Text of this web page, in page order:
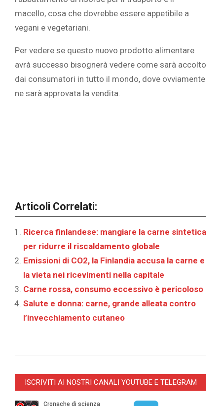
macello, cosa che dovrebbe essere appetibile a
vegani e vegetariani.
Per vedere se questo nuovo prodotto alimentare
avrà successo bisognerà vedere come sarà accolto
dai consumatori in tutto il mondo, dove ovviamente
ne sarà approvata la vendita.
Articoli Correlati:
Ricerca finlandese: mangiare la carne sintetica
per ridurre il riscaldamento globale
Emissioni di CO2, la Finlandia accusa la carne e
la vieta nei ricevimenti nella capitale
Carne rossa, consumo eccessivo è pericoloso
Salute e donna: carne, grande alleata contro
l’invecchiamento cutaneo
07-
ISCRIVITI AI NOSTRI CANALI YOUTUBE E TELEGRAM